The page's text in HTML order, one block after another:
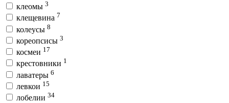
клеомы 3
клещевина 7
колеусы 8
кореопсисы 3
космеи 17
крестовники 1
лаватеры 6
левкои 15
лобелии 34